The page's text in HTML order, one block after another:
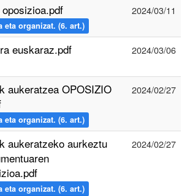
organizat. (6. art.)
2024/03/11
euskaraz.pdf 2024/03/06
aukeratzea OPOSIZIO
organizat. (6. art.)
2024/02/27
aukeratzeko aurkeztu
organizat. (6. art.)
2024/02/27